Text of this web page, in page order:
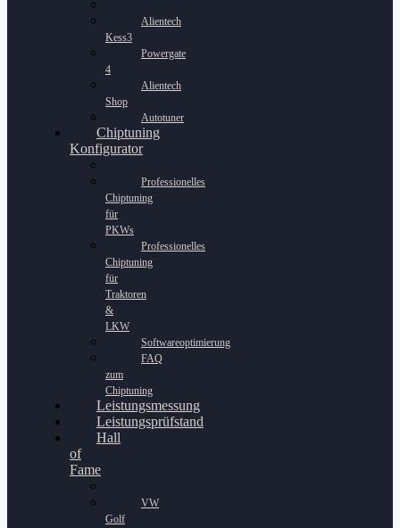
Alientech
Kess3
Powergate
4
Alientech
Shop
Autotuner
Chiptuning
Konfigurator
Professionelles
Chiptuning
für
PKWs
Professionelles
Chiptuning
für
Traktoren
&
LKW
Softwareoptimierung
FAQ
zum
Chiptuning
Leistungsmessung
Leistungsprüfstand
Hall
of
Fame
VW
Golf